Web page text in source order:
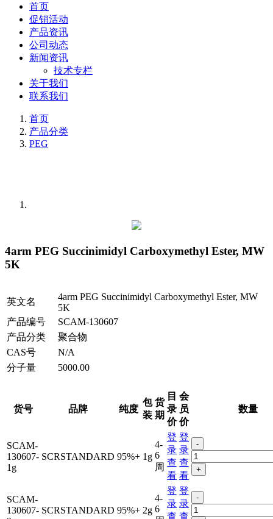
首页
促销活动
产品资讯
公司动态
新闻资讯
技术专栏
关于我们
联系我们
首页
产品分类
PEG
4arm PEG Succinimidyl Carboxymethyl Ester, MW
5K
英文名
4arm PEG Succinimidyl Carboxymethyl Ester, MW
5K
产品编号
SCAM-130607
产品分类
聚合物
CAS号
N/A
分子量
5000.00
货号 品牌 纯度
包
装
货
期
目
录
价
会
员
价
数量
SCAM-
130607-
1g
SCRSTANDARD 95%+ 1g
4-
6
周
登
录
查
看
登
录
查
看
-
+
SCAM-
130607- SCRSTANDARD 95%+ 2g
4-
6
登
录
查
登
录
查
-